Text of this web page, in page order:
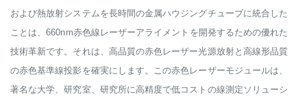
および熱放射システムを長時間の金属ハウジングチューブに統合した
ことは、660nm赤色線レーザーアライメントを開発するための優れた
技術革新です。それは、高品質の赤色レーザー光源放射と高線形品質
の赤色基準線投影を確実にします。この赤色レーザーモジュールは、
著名な大学、研究室、研究所に高精度で低コストの線測定ソリューシ